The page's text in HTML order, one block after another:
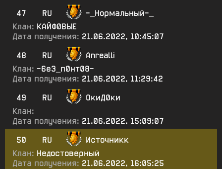
47
RU
-_Нормальный-_
Клан: КАЙФ0ВЫЕ
Дата получения: 21.06.2022, 10:45:07
48
RU
Anrealli
Клан: -6е3_п0нт08-
Дата получения: 21.06.2022, 11:29:42
49
RU
ОкиД0ки
Клан:
Дата получения: 21.06.2022, 15:09:07
50
RU
Источникк
Клан: Недостоверный
Дата получения: 21.06.2022, 16:05:25